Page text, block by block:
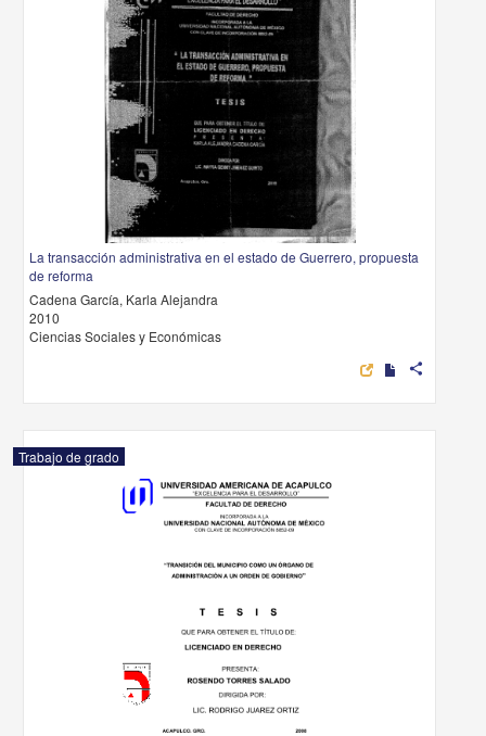
La transacción administrativa en el estado de Guerrero, propuesta
de reforma
Cadena García, Karla Alejandra
2010
Ciencias Sociales y Económicas
share
Trabajo de grado